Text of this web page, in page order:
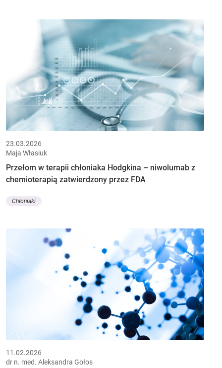
23.03.2026
Maja Własiuk
Przełom w terapii chłoniaka Hodgkina – niwolumab z
chemioterapią zatwierdzony przez FDA
Chłoniaki
11.02.2026
dr n. med. Aleksandra Gołos